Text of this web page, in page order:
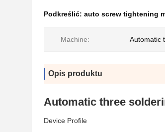
Podkreślić: auto screw tightening
Machine: Automatic
Opis produktu
Automatic three
Device Profile